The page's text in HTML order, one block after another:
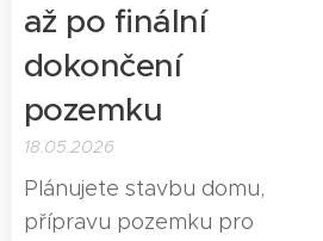
až po finální
dokončení
pozemku
18.05.2026
Plánujete stavbu domu,
přípravu pozemku pro